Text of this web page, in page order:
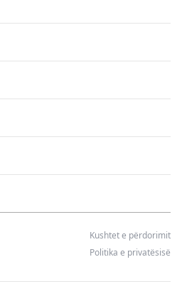
Kushtet e përdorimit
Politika e privatësisë